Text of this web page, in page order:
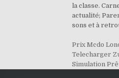
la classe.
actualité;
sons et à
Prix Mcdo
Telecharger
Simulation